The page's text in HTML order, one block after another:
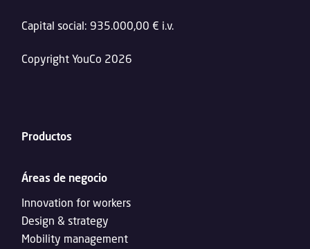
Capital social: 935.000,00 € i.v.
Copyright YouCo 2026
Productos
Áreas de negocio
Innovation for workers
Design & strategy
Mobility management